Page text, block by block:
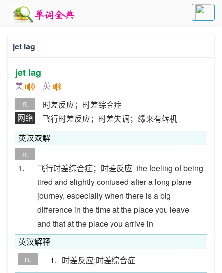
jet lag
jet lag
美 英
n.
时差反应；时差综合症
网络
飞行时差反应；时差失调；缘来有转机
英汉双解
n.
1.
飞行时差综合症；时差反应 the feeling of being
tired and slightly confused after a long plane
journey, especially when there is a big
difference in the time at the place you leave
and that at the place you arrive in
英汉解释
n.
1. 时差反应;时差综合症